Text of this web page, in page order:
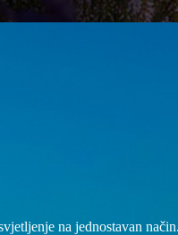
na jednostavan način.